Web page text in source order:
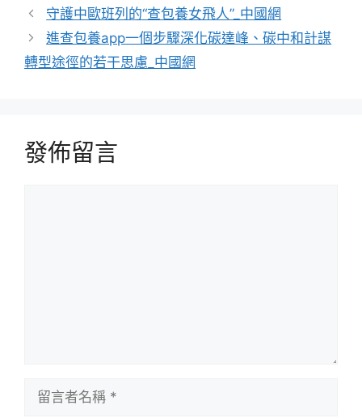
類
守護中歐班列的“查包養女飛人”_中國網
進查包養app一個步驟深化碳達峰、碳中和計謀
轉型途徑的若干思慮_中國網
發佈留言